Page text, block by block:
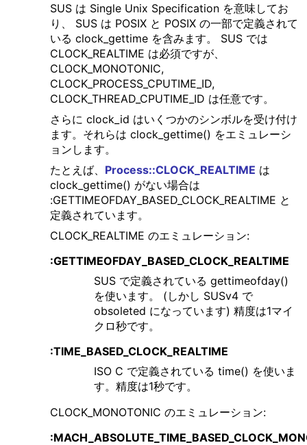
SUS は Single Unix Specification を意味してお
り、 SUS は POSIX と POSIX の一部で定義されて
いる clock_gettime を含みます。 SUS では
CLOCK_REALTIME は必須ですが、
CLOCK_MONOTONIC,
CLOCK_PROCESS_CPUTIME_ID,
CLOCK_THREAD_CPUTIME_ID は任意です。
さらに clock_id はいくつかのシンボルを受け付け
ます。それらは clock_gettime() をエミュレーシ
ョンします。
たとえば、 Process::CLOCK_REALTIME は
clock_gettime() がない場合は
:GETTIMEOFDAY_BASED_CLOCK_REALTIME と
定義されています。
CLOCK_REALTIME のエミュレーション:
:GETTIMEOFDAY_BASED_CLOCK_REALTIME
SUS で定義されている gettimeofday()
を使います。 (しかし SUSv4 で
obsoleted になっています) 精度は1マイ
クロ秒です。
:TIME_BASED_CLOCK_REALTIME
ISO C で定義されている time() を使いま
す。精度は1秒です。
CLOCK_MONOTONIC のエミュレーション: